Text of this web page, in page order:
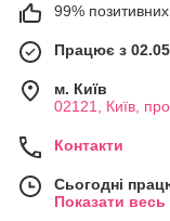
99% позитивних
Працює з
м. Київ
02121, Київ,
Контакти
Сьогодні
Показати